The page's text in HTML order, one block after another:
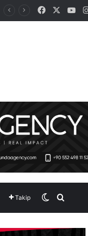
Facebook
Takip Dış